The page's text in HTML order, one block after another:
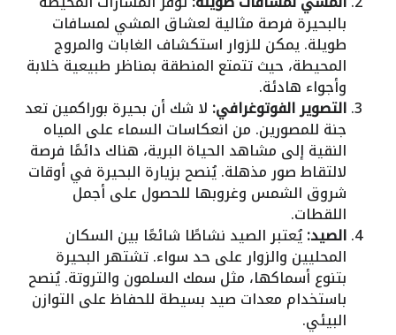
بالبحيرة فرصة مثالية لعشاق المشي لمسافات
طويلة. يمكن للزوار استكشاف الغابات والمروج
المحيطة، حيث تتمتع المنطقة بمناظر طبيعية خلابة
وأجواء هادئة.
التصوير الفوتوغرافي: لا شك أن بحيرة بوراكمين تعد
جنة للمصورين. من انعكاسات السماء على المياه
النقية إلى مشاهد الحياة البرية، هناك دائمًا فرصة
لالتقاط صور مذهلة. يُنصح بزيارة البحيرة في أوقات
شروق الشمس وغروبها للحصول على أجمل
اللقطات.
الصيد:يُعتبر الصيد نشاطًا شائعًا بين السكان
المحليين والزوار على حد سواء. تشتهر البحيرة
بتنوع أسماكها، مثل سمك السلمون والتروتة. يُنصح
باستخدام معدات صيد بسيطة للحفاظ على التوازن
البيئي.